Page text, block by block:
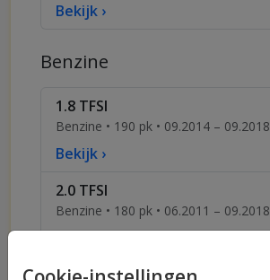
Bekijk ›
Benzine
1.8 TFSI
Benzine • 190 pk • 09.2014 – 09.2018
Bekijk ›
2.0 TFSI
Benzine • 180 pk • 06.2011 – 09.2018
2.0 TFSI